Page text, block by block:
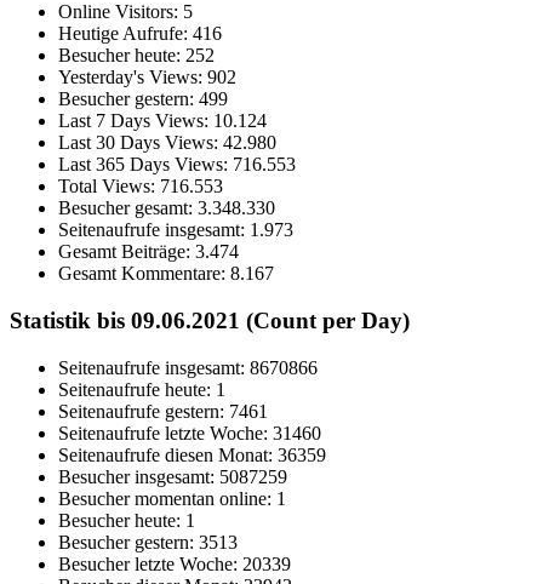
Online Visitors: 5
Heutige Aufrufe: 416
Besucher heute: 252
Yesterday's Views: 902
Besucher gestern: 499
Last 7 Days Views: 10.124
Last 30 Days Views: 42.980
Last 365 Days Views: 716.553
Total Views: 716.553
Besucher gesamt: 3.348.330
Seitenaufrufe insgesamt: 1.973
Gesamt Beiträge: 3.474
Gesamt Kommentare: 8.167
Statistik bis 09.06.2021 (Count per Day)
Seitenaufrufe insgesamt: 8670866
Seitenaufrufe heute: 1
Seitenaufrufe gestern: 7461
Seitenaufrufe letzte Woche: 31460
Seitenaufrufe diesen Monat: 36359
Besucher insgesamt: 5087259
Besucher momentan online: 1
Besucher heute: 1
Besucher gestern: 3513
Besucher letzte Woche: 20339